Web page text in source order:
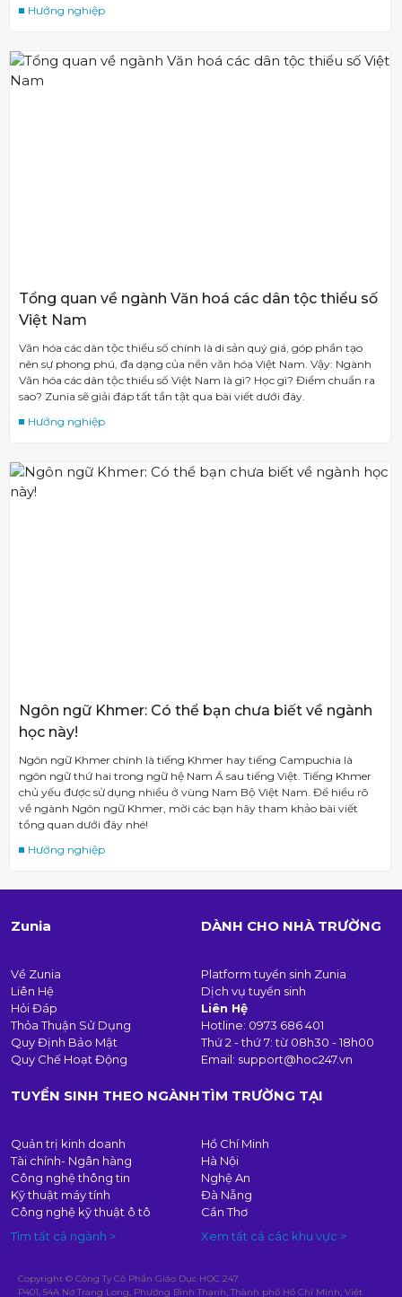
Hướng nghiệp
Tổng quan về ngành Văn hoá các dân tộc thiểu số
Việt Nam
Văn hóa các dân tộc thiểu số chính là di sản quý giá, góp phần tạo
nên sự phong phú, đa dạng của nền văn hóa Việt Nam. Vậy: Ngành
Văn hóa các dân tộc thiểu số Việt Nam là gì? Học gì? Điểm chuẩn ra
sao? Zunia sẽ giải đáp tất tần tật qua bài viết dưới đây.
Hướng nghiệp
Ngôn ngữ Khmer: Có thể bạn chưa biết về ngành
học này!
Ngôn ngữ Khmer chính là tiếng Khmer hay tiếng Campuchia là
ngôn ngữ thứ hai trong ngữ hệ Nam Á sau tiếng Việt. Tiếng Khmer
chủ yếu được sử dụng nhiều ở vùng Nam Bộ Việt Nam. Để hiểu rõ
về ngành Ngôn ngữ Khmer, mời các bạn hãy tham khảo bài viết
tổng quan dưới đây nhé!
Hướng nghiệp
Zunia
Về Zunia
Liên Hệ
Hỏi Đáp
Thỏa Thuận Sử Dụng
Quy Định Bảo Mật
Quy Chế Hoạt Động
DÀNH CHO NHÀ TRƯỜNG
Platform tuyển sinh Zunia
Dịch vụ tuyển sinh
Liên Hệ
Hotline: 0973 686 401
Thứ 2 - thứ 7: từ 08h30 - 18h00
Email: support@hoc247.vn
TUYỂN SINH THEO NGÀNH
Quản trị kinh doanh
Tài chính- Ngân hàng
Công nghệ thông tin
Kỹ thuật máy tính
Công nghệ kỹ thuật ô tô
Tìm tất cả ngành >
TÌM TRƯỜNG TẠI
Hồ Chí Minh
Hà Nội
Nghệ An
Đà Nẵng
Cần Thơ
Xem tất cả các khu vực >
Copyright © Công Ty Cổ Phần Giáo Dục HỌC 247
P401, 54A Nơ Trang Long, Phường Bình Thạnh, Thành phố Hồ Chí Minh, Việt